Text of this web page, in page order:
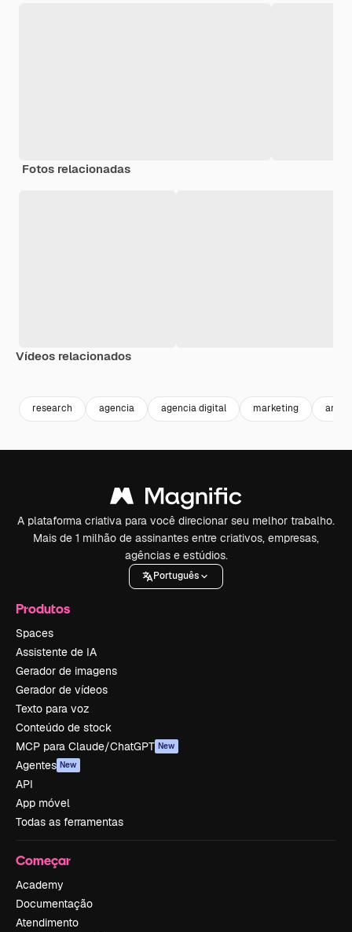
Fotos relacionadas
Vídeos relacionados
research agencia agencia digital marketing
A plataforma criativa para você direcionar seu melhor trabalho.
Mais de 1 milhão de assinantes entre criativos, empresas,
agências e estúdios.
Português
Produtos
Spaces
Assistente de IA
Gerador de imagens
Gerador de vídeos
Texto para voz
Conteúdo de stock
MCP para Claude/ChatGPT New
Agentes New
API
App móvel
Todas as ferramentas
Começar
Academy
Documentação
Atendimento